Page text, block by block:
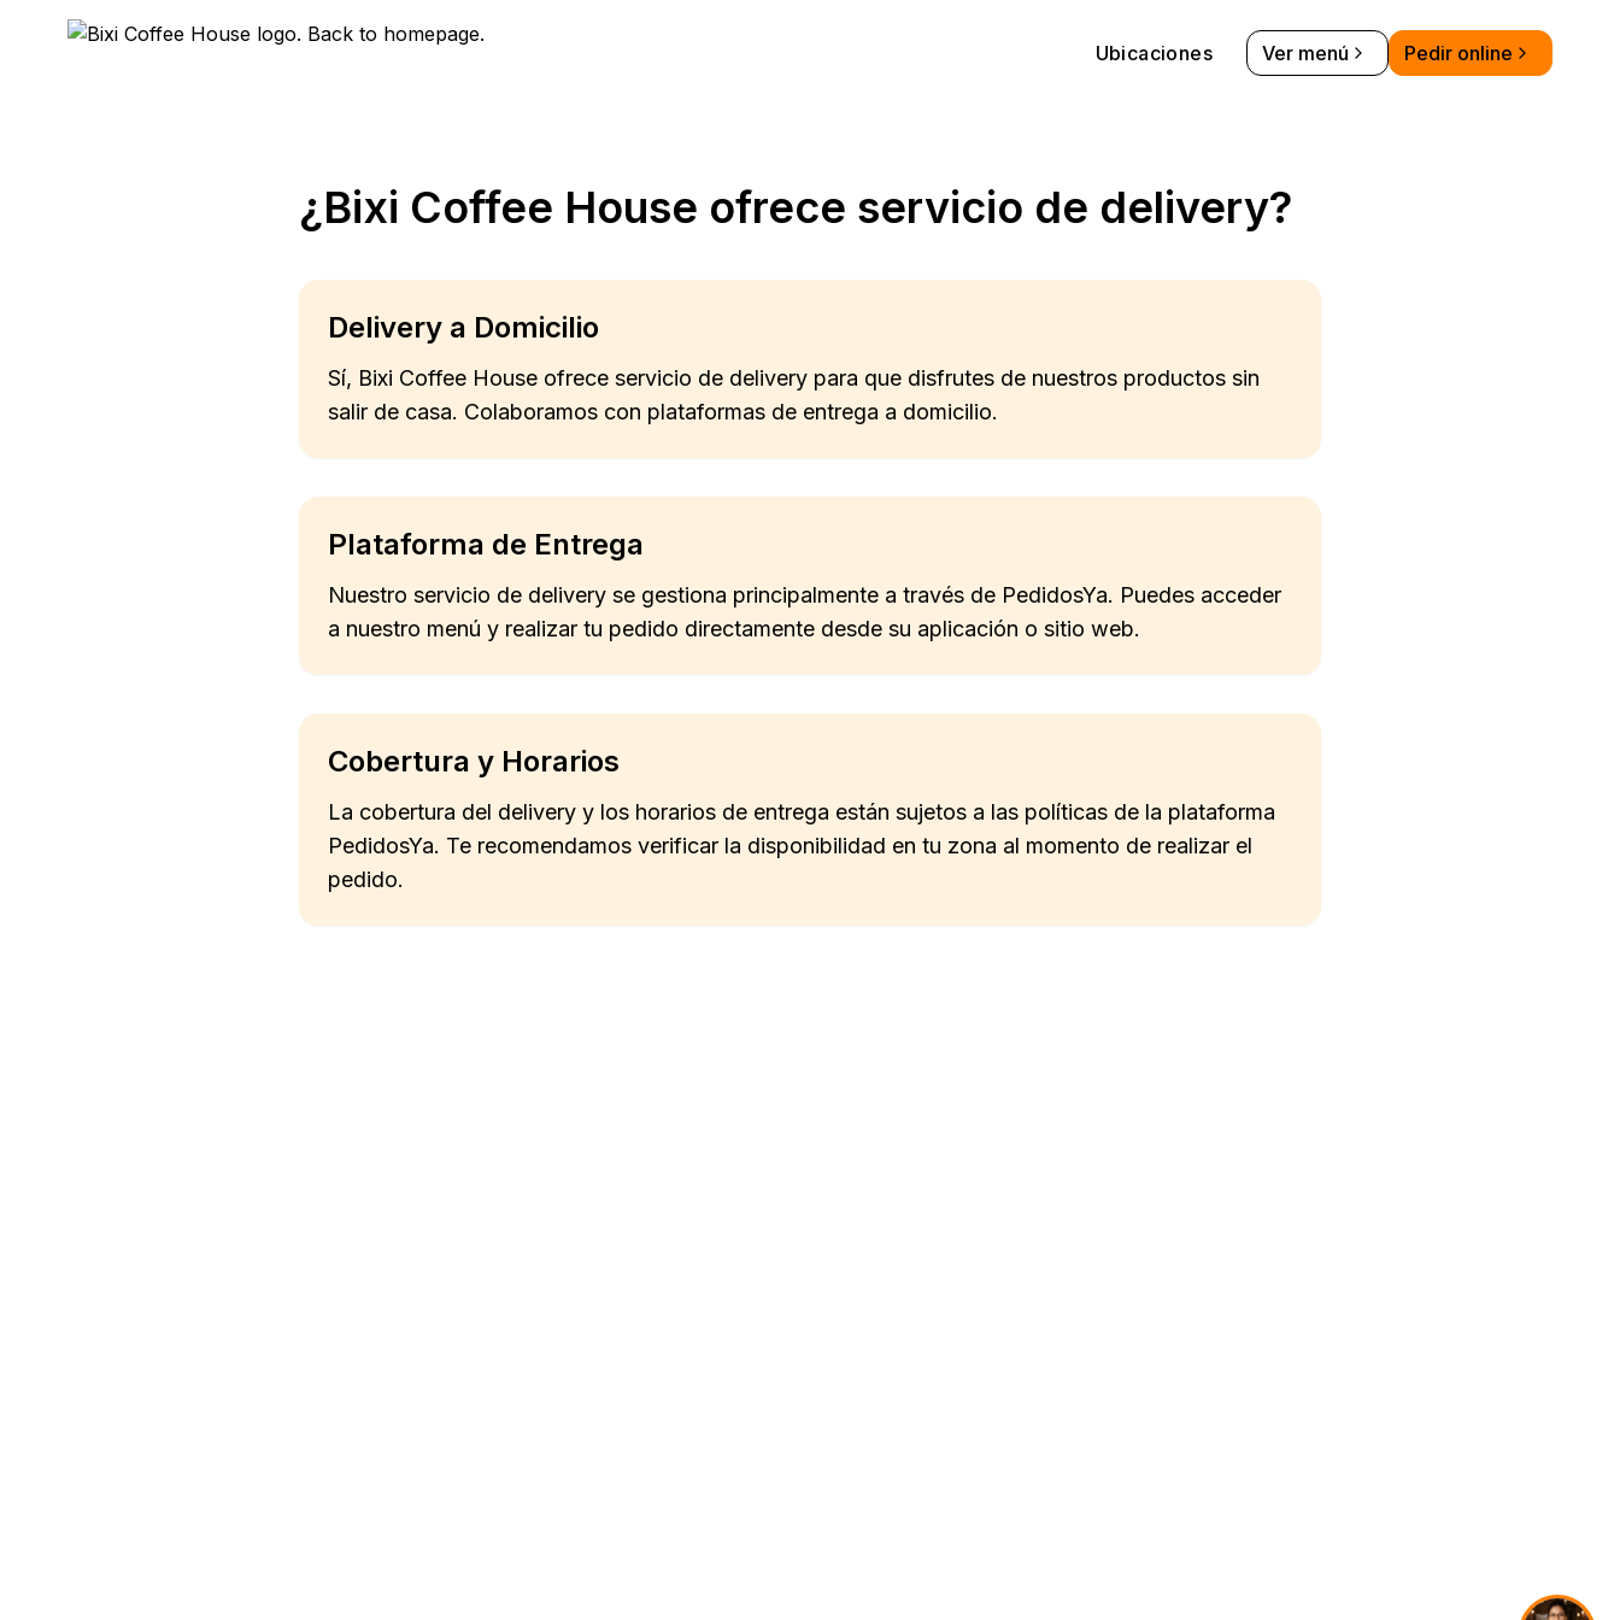
Ubicaciones Ver menú Pedir online
¿Bixi Coffee House ofrece servicio de delivery?
Delivery a Domicilio
Sí, Bixi Coffee House ofrece servicio de delivery para que disfrutes de nuestros productos sin
salir de casa. Colaboramos con plataformas de entrega a domicilio.
Plataforma de Entrega
Nuestro servicio de delivery se gestiona principalmente a través de PedidosYa. Puedes acceder
a nuestro menú y realizar tu pedido directamente desde su aplicación o sitio web.
Cobertura y Horarios
La cobertura del delivery y los horarios de entrega están sujetos a las políticas de la plataforma
PedidosYa. Te recomendamos verificar la disponibilidad en tu zona al momento de realizar el
pedido.